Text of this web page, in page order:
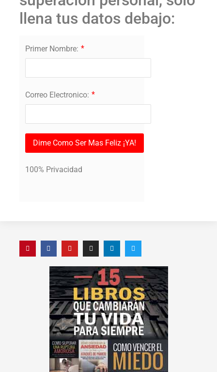
llena tus datos debajo:
Primer Nombre: *
Correo Electronico: *
Dime Como Ser Mas Feliz ¡YA!
100% Privacidad